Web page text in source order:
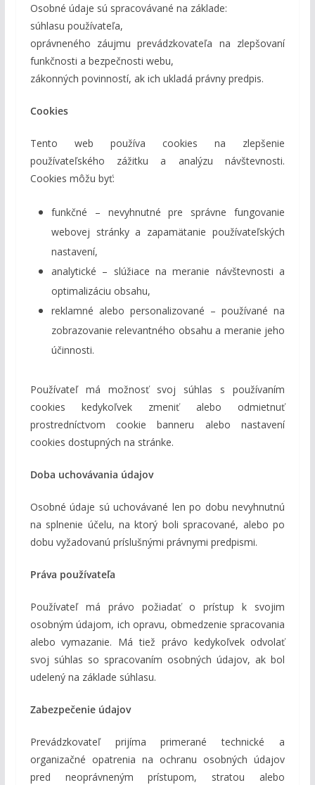
Osobné údaje sú spracovávané na základe:
súhlasu používateľa,
oprávneného záujmu prevádzkovateľa na zlepšovaní
funkčnosti a bezpečnosti webu,
zákonných povinností, ak ich ukladá právny predpis.
Cookies
Tento web používa cookies na zlepšenie
používateľského zážitku a analýzu návštevnosti.
Cookies môžu byť:
funkčné – nevyhnutné pre správne fungovanie
webovej stránky a zapamätanie používateľských
nastavení,
analytické – slúžiace na meranie návštevnosti a
optimalizáciu obsahu,
reklamné alebo personalizované – používané na
zobrazovanie relevantného obsahu a meranie jeho
účinnosti.
Používateľ má možnosť svoj súhlas s používaním
cookies kedykoľvek zmeniť alebo odmietnuť
prostredníctvom cookie banneru alebo nastavení
cookies dostupných na stránke.
Doba uchovávania údajov
Osobné údaje sú uchovávané len po dobu nevyhnutnú
na splnenie účelu, na ktorý boli spracované, alebo po
dobu vyžadovanú príslušnými právnymi predpismi.
Práva používateľa
Používateľ má právo požiadať o prístup k svojim
osobným údajom, ich opravu, obmedzenie spracovania
alebo vymazanie. Má tiež právo kedykoľvek odvolať
svoj súhlas so spracovaním osobných údajov, ak bol
udelený na základe súhlasu.
Zabezpečenie údajov
Prevádzkovateľ prijíma primerané technické a
organizačné opatrenia na ochranu osobných údajov
pred neoprávneným prístupom, stratou alebo